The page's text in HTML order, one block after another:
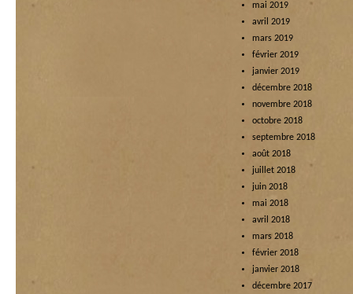
mai 2019
avril 2019
mars 2019
février 2019
janvier 2019
décembre 2018
novembre 2018
octobre 2018
septembre 2018
août 2018
juillet 2018
juin 2018
mai 2018
avril 2018
mars 2018
février 2018
janvier 2018
décembre 2017